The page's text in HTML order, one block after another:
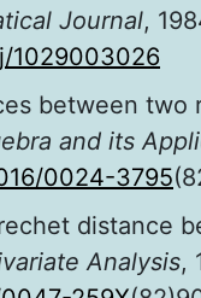
Journal,
1029003026
between two
and its
0024-3795
distance
Analysis,